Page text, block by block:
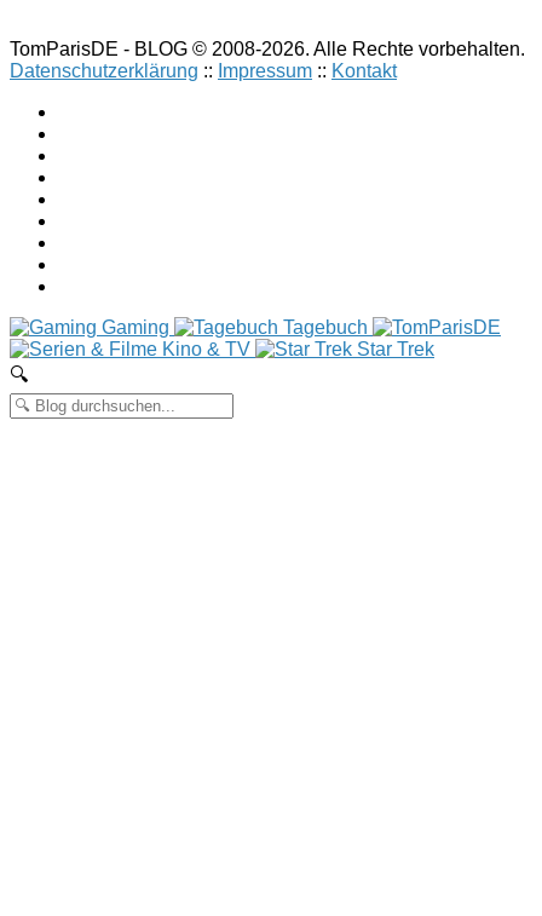
TomParisDE - BLOG © 2008-2026. Alle Rechte vorbehalten.
Datenschutzerklärung :: Impressum :: Kontakt
Gaming
Tagebuch
Kino & TV
Star Trek
🔍